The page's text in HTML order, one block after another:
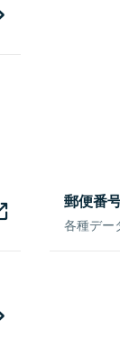
郵便番
各種デー